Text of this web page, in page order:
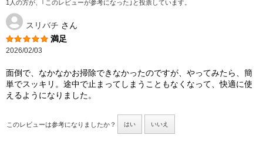
1人の方が、｢このレビューが参考になった｣と投票しています。
スリバチ さん
満足
2026/02/03
面倒で、なかなかお掃除できなかったのですが、やってみたら、簡
単でスッキリ。途中で止まってしまうこともなくなって、快適に使
えるようになりました。
このレビューは参考になりましたか？ はい いいえ